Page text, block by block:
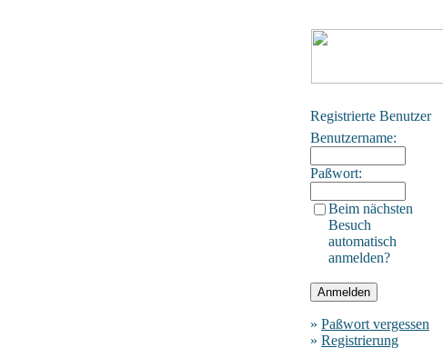
Registrierte Benutzer
Benutzername:
Paßwort:
Beim nächsten
Besuch
automatisch
anmelden?
» Paßwort vergessen
» Registrierung